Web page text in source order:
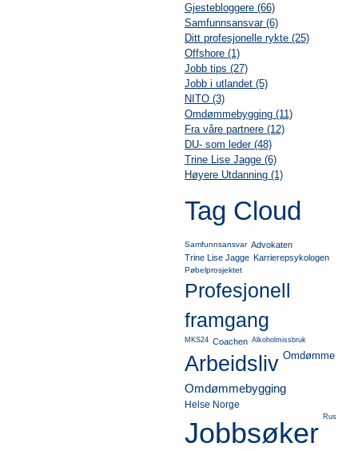
Gjestebloggere (66)
Samfunnsansvar (6)
Ditt profesjonelle rykte (25)
Offshore (1)
Jobb tips (27)
Jobb i utlandet (5)
NITO (3)
Omdømmebygging (11)
Fra våre partnere (12)
DU- som leder (48)
Trine Lise Jagge (6)
Høyere Utdanning (1)
Tag Cloud
Samfunnsansvar Advokaten
Trine Lise Jagge Karrierepsykologen
Pøbelprosjektet
Profesjonell
framgang
MKS24 Coachen Alkoholmissbruk
Arbeidsliv Omdømme
Omdømmebygging
Helse Norge
Jobbsøker Rus